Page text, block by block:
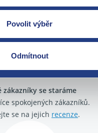
Povolit výběr
Odmítnout
vám pošleme náhradu.
zákazníky se staráme
spokojených zákazníků.
se na jejich recenze.